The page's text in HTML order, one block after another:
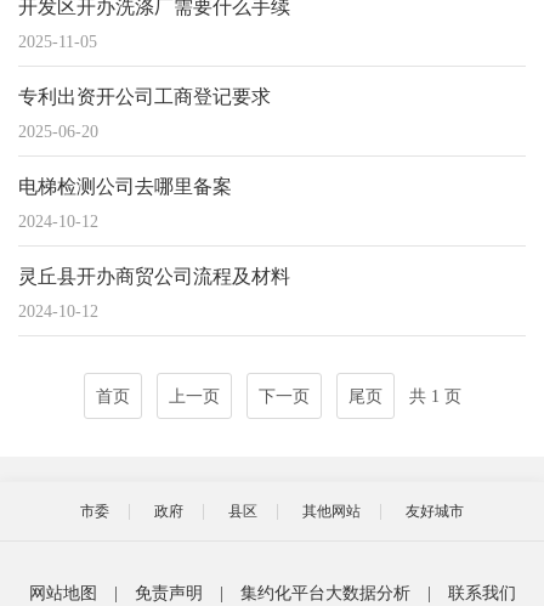
开发区开办洗涤厂需要什么手续
2025-11-05
专利出资开公司工商登记要求
2025-06-20
电梯检测公司去哪里备案
2024-10-12
灵丘县开办商贸公司流程及材料
2024-10-12
首页 上一页 下一页 尾页 共 1 页
市委 政府 县区 其他网站 友好城市
网站地图 免责声明 集约化平台大数据分析 联系我们